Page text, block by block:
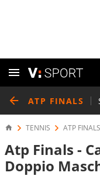
ATP FINALS
TENNIS ATP FINALS
Atp Finals -
Doppio